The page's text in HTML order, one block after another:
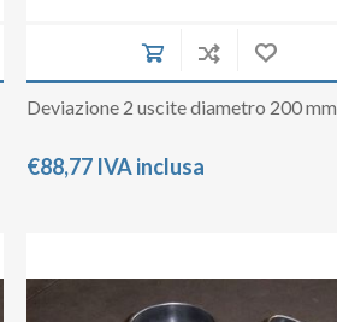
Deviazione 2 uscite diametro 200 mm
€88,77 IVA inclusa